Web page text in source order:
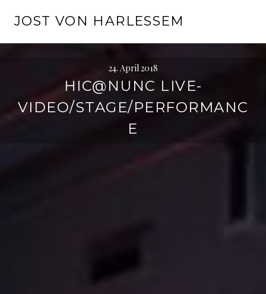
zumJOST VON HARLESSEM
24. April 2018
HIC@NUNC LIVE-
VIDEO/STAGE/PERFORMANC
E